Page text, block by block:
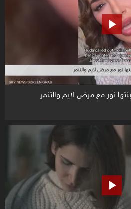
نور مع مرض لايم والتنمر